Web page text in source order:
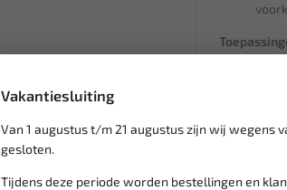
Vakantiesluiting
Van 1 augustus t/m 21 augustus zijn wij wegens
gesloten.
Tijdens deze periode worden bestellingen en
5in1
zuigers
minder